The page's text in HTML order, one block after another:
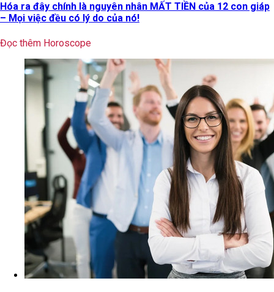
Hóa ra đây chính là nguyên nhân MẤT TIỀN của 12 con giáp
– Mọi việc đều có lý do của nó!
Đọc thêm Horoscope